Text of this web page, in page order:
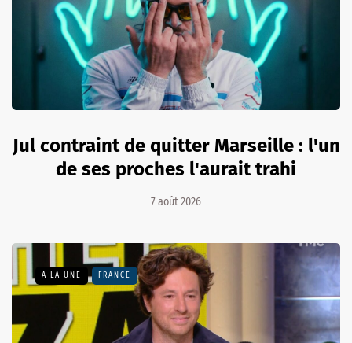
Jul contraint de quitter Marseille : l'un
de ses proches l'aurait trahi
7 août 2026
A LA UNE FRANCE